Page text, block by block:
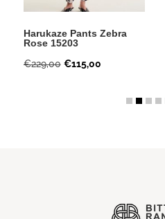
Harukaze Pants Zebra
Rose 15203
€229,00 Oorspronkelijke
€115,00Huidige